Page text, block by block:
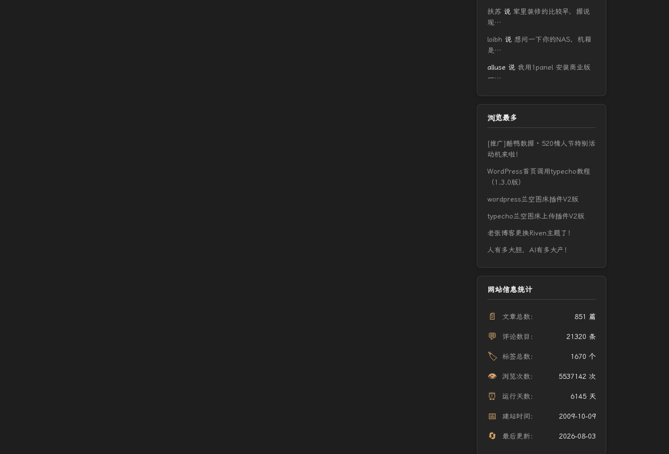
扶苏 说 家里装修的比较早，据说
现…
loibh 说 想问一下你的NAS，机箱
是…
alluse 说 我用1panel 安装商业版
一…
浏览最多
[推广]酷鸭数据 · 520情人节特别活
动机来啦！
WordPress首页调用typecho教程
（1.3.0版）
wordpress兰空图床插件V2版
typecho兰空图床上传插件V2版
老张博客更换Riven主题了！
人有多大胆，AI有多大产！
网站信息统计
📄 文章总数： 851 篇
💬 评论数目： 21320 条
🏷️ 标签总数： 1670 个
👁️ 浏览次数： 5537142 次
⏰ 运行天数： 6145 天
📅 建站时间： 2009-10-09
🔄 最后更新： 2026-08-03